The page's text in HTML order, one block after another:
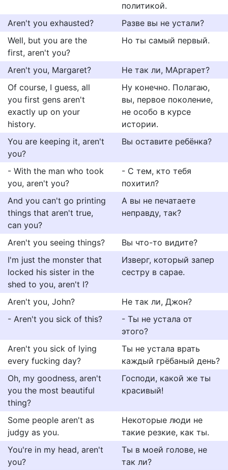
политикой.
Aren't you exhausted?
Разве вы не устали?
Well, but you are the
first, aren't you?
Но ты самый первый.
Aren't you, Margaret?
Не так ли, МАргарет?
Of course, I guess, all
you first gens aren't
exactly up on your
history.
Ну конечно. Полагаю,
вы, первое поколение,
не особо в курсе
истории.
You are keeping it, aren't
you?
Вы оставите ребёнка?
- With the man who took
you, aren't you?
- С тем, кто тебя
похитил?
And you can't go printing
things that aren't true,
can you?
А вы не печатаете
неправду, так?
Aren't you seeing things?
Вы что-то видите?
I'm just the monster that
locked his sister in the
shed to you, aren't I?
Изверг, который запер
сестру в сарае.
Aren't you, John?
Не так ли, Джон?
- Aren't you sick of this?
- Ты не устала от
этого?
Aren't you sick of lying
every fucking day?
Ты не устала врать
каждый грёбаный день?
Oh, my goodness, aren't
you the most beautiful
thing?
Господи, какой же ты
красивый!
Some people aren't as
judgy as you.
Некоторые люди не
такие резкие, как ты.
You're in my head, aren't
you?
Ты в моей голове, не
так ли?